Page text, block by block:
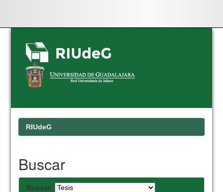
Skip
navigation
RIUdeG
Buscar
Buscar: